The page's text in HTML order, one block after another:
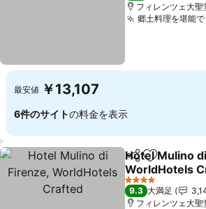
フィレンツェ大
郷土料理を堪能
最安値 ￥13,107
6件のサイトの料金を表示
シェアお気に入
Hotel Mulino
WorldHotels
料金を表示
4 ホテルのランク
9.3 大満足
フィレンツェ大